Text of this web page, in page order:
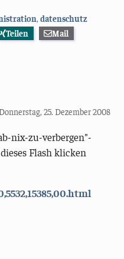
,datenschutz
Teilen
Mail
25. Dezember 2008
nix-zu-verbergen"-
Flash klicken